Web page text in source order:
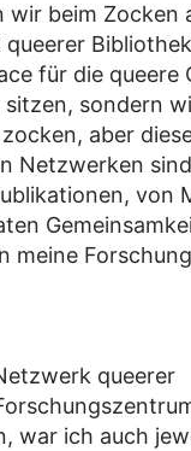
wir beim Zocken
für die queere
sondern
aber
Netzwerken
von
meine
queerer
war ich auch